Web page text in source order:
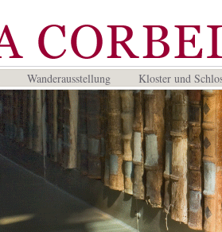
Wanderausstellung Kloster und